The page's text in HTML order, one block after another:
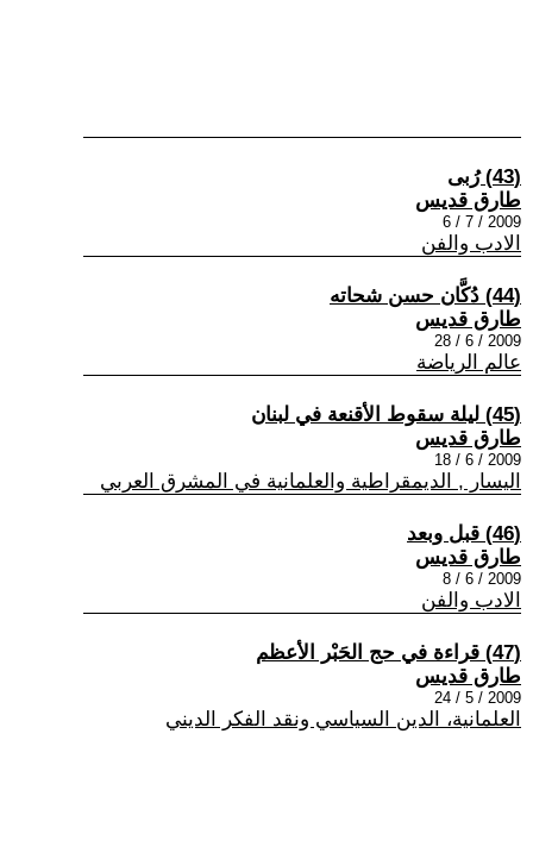
(43) رُبى
طارق قديس
2009 / 7 / 6
الادب والفن
(44) دُكَّان حسن شحاته
طارق قديس
2009 / 6 / 28
عالم الرياضة
(45) ليلة سقوط الأقنعة في لبنان
طارق قديس
2009 / 6 / 18
اليسار , الديمقراطية والعلمانية في المشرق العربي
(46) قبل وبعد
طارق قديس
2009 / 6 / 8
الادب والفن
(47) قراءة في حج الحَبْر الأعظم
طارق قديس
2009 / 5 / 24
العلمانية، الدين السياسي ونقد الفكر الديني